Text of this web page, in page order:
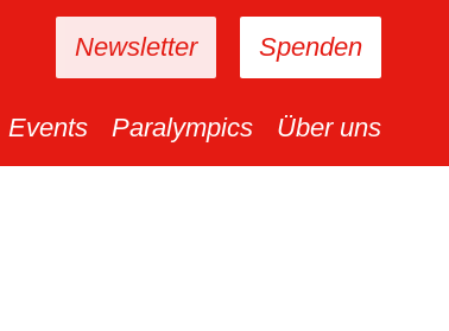
Spenden
Newsletter
Events Paralympics Über uns